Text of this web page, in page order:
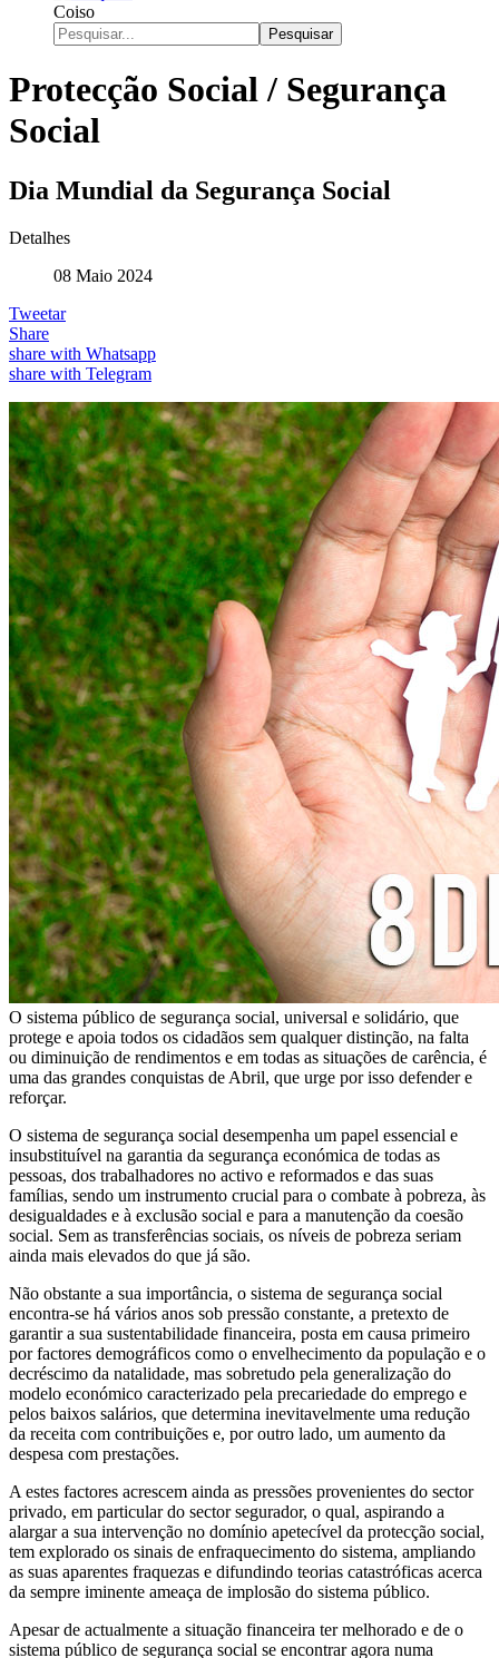
Coiso
Pesquisar
Protecção Social / Segurança
Social
Dia Mundial da Segurança Social
Detalhes
08 Maio 2024
Tweetar
Share
share with Whatsapp
share with Telegram
O sistema público de segurança social, universal e solidário, que
protege e apoia todos os cidadãos sem qualquer distinção, na falta
ou diminuição de rendimentos e em todas as situações de carência, é
uma das grandes conquistas de Abril, que urge por isso defender e
reforçar.
O sistema de segurança social desempenha um papel essencial e
insubstituível na garantia da segurança económica de todas as
pessoas, dos trabalhadores no activo e reformados e das suas
famílias, sendo um instrumento crucial para o combate à pobreza, às
desigualdades e à exclusão social e para a manutenção da coesão
social. Sem as transferências sociais, os níveis de pobreza seriam
ainda mais elevados do que já são.
Não obstante a sua importância, o sistema de segurança social
encontra-se há vários anos sob pressão constante, a pretexto de
garantir a sua sustentabilidade financeira, posta em causa primeiro
por factores demográficos como o envelhecimento da população e o
decréscimo da natalidade, mas sobretudo pela generalização do
modelo económico caracterizado pela precariedade do emprego e
pelos baixos salários, que determina inevitavelmente uma redução
da receita com contribuições e, por outro lado, um aumento da
despesa com prestações.
A estes factores acrescem ainda as pressões provenientes do sector
privado, em particular do sector segurador, o qual, aspirando a
alargar a sua intervenção no domínio apetecível da protecção social,
tem explorado os sinais de enfraquecimento do sistema, ampliando
as suas aparentes fraquezas e difundindo teorias catastróficas acerca
da sempre iminente ameaça de implosão do sistema público.
Apesar de actualmente a situação financeira ter melhorado e de o
sistema público de segurança social se encontrar agora numa